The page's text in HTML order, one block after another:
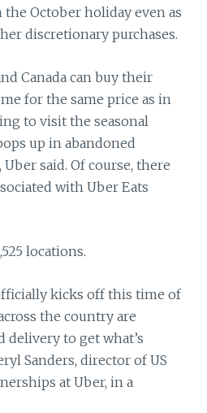
October holiday even as
discretionary purchases.
Canada can buy their
for the same price as in
to visit the seasonal
up in abandoned
said. Of course, there
with Uber Eats
locations.
kicks off this time of
the country are
to get what’s
Sanders, director of US
at Uber, in a